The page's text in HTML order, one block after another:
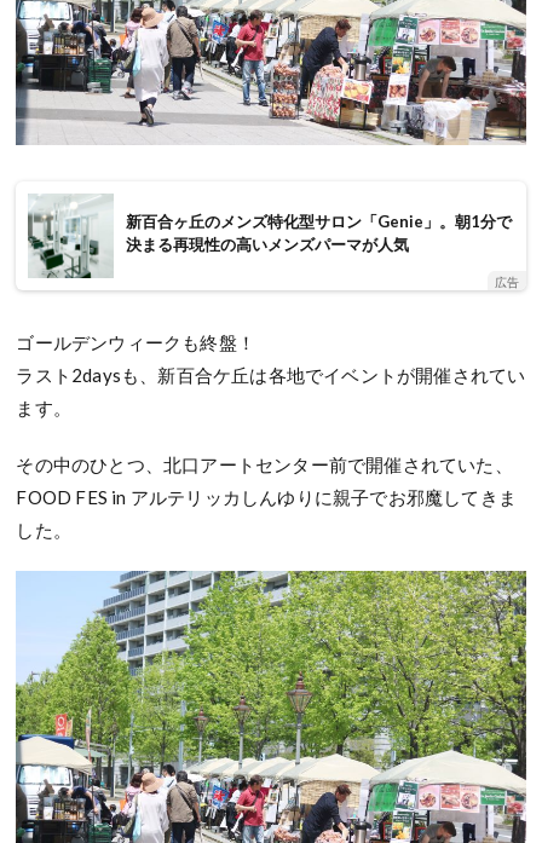
新百合ヶ丘のメンズ特化型サロン「Genie」。朝1分で
決まる再現性の高いメンズパーマが人気
広告
ゴールデンウィークも終盤！
ラスト2daysも、新百合ケ丘は各地でイベントが開催されてい
ます。
その中のひとつ、北口アートセンター前で開催されていた、
FOOD FES in アルテリッカしんゆりに親子でお邪魔してきま
した。